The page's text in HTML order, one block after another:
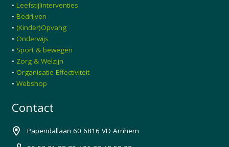
• Leefstijlinterventies
• Bedrijven
• (Kinder)Opvang
• Onderwijs
• Sport & bewegen
• Zorg & Welzijn
• Organisatie Effectiviteit
• Webshop
Contact
Papendallaan 60 6816 VD Arnhem